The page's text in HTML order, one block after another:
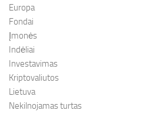
Europa
Fondai
Įmonės
Indėliai
Investavimas
Kriptovaliutos
Lietuva
Nekilnojamas turtas